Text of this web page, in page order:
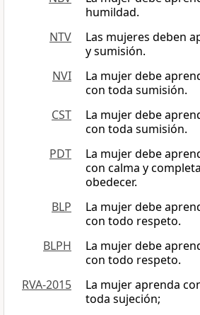
humildad.
NTV
Las mujeres deben
y sumisión.
NVI
La mujer debe
con toda sumisión.
CST
La mujer debe
con toda sumisión.
PDT
La mujer debe
con calma y
obedecer.
BLP
La mujer debe
con todo respeto.
BLPH
La mujer debe
con todo respeto.
RVA-2015
La mujer aprenda
toda sujeción;